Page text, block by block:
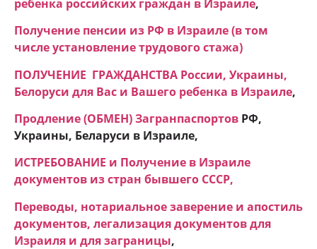
ребенка российских граждан в Израиле,
Получение пенсии из РФ в Израиле (в том
числе установление трудового стажа)
ПОЛУЧЕНИЕ ГРАЖДАНСТВА России, Украины,
Белоруси для Вас и Вашего ребенка в Израиле,
Продление (ОБМЕН) Загранпаспортов РФ,
Украины, Беларуси в Израиле,
ИСТРЕБОВАНИЕ и Получение в Израиле
документов из стран бывшего СССР,
Переводы, нотариальное заверение и апостиль
документов, легализация документов для
Израиля и для заграницы,